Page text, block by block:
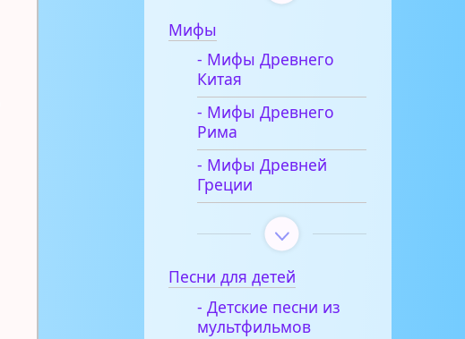
Мифы
- Мифы Древнего
Китая
- Мифы Древнего
Рима
- Мифы Древней
Греции
Песни для детей
- Детские песни из
мультфильмов